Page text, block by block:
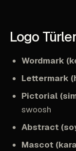
Logo
Wordmark
Lettermark
Pictorial
swoosh
Abstract
Mascot